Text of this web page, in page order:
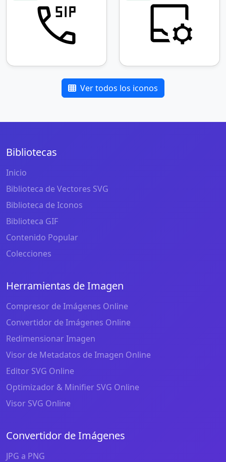
Ver todos los iconos
Bibliotecas
Inicio
Biblioteca de Vectores SVG
Biblioteca de Iconos
Biblioteca GIF
Contenido Popular
Colecciones
Herramientas de Imagen
Compresor de Imágenes Online
Convertidor de Imágenes Online
Redimensionar Imagen
Visor de Metadatos de Imagen Online
Editor SVG Online
Optimizador & Minifier SVG Online
Visor SVG Online
Convertidor de Imágenes
JPG a PNG